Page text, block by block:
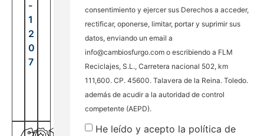
-
1
2
0
7
consentimiento y ejercer sus Derechos a acceder,
rectificar, oponerse, limitar, portar y suprimir sus
datos, enviando un email a
info@cambiosfurgo.com o escribiendo a FLM
Reciclajes, S.L., Carretera nacional 502, km
111,600. CP. 45600. Talavera de la Reina. Toledo.
además de acudir a la autoridad de control
competente (AEPD).
He leído y acepto la política de